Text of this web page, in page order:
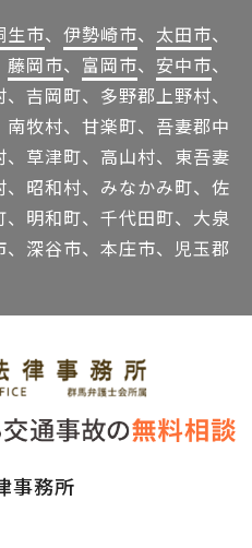
生市、 伊勢崎市、 太田市、
藤岡市、 富岡市、 安中市、
吉岡町、多野郡上野村、
牧村、甘楽町、吾妻郡中
草津町、高山村、東吾妻
昭和村、みなかみ町、佐
明和町、千代田町、大泉
深谷市、本庄市、児玉郡
事務所